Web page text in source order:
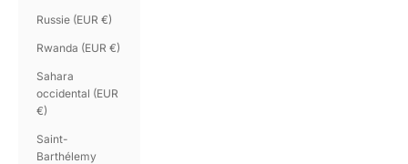
Russie (EUR €)
Rwanda (EUR €)
Sahara
occidental (EUR
€)
Saint-
Barthélemy